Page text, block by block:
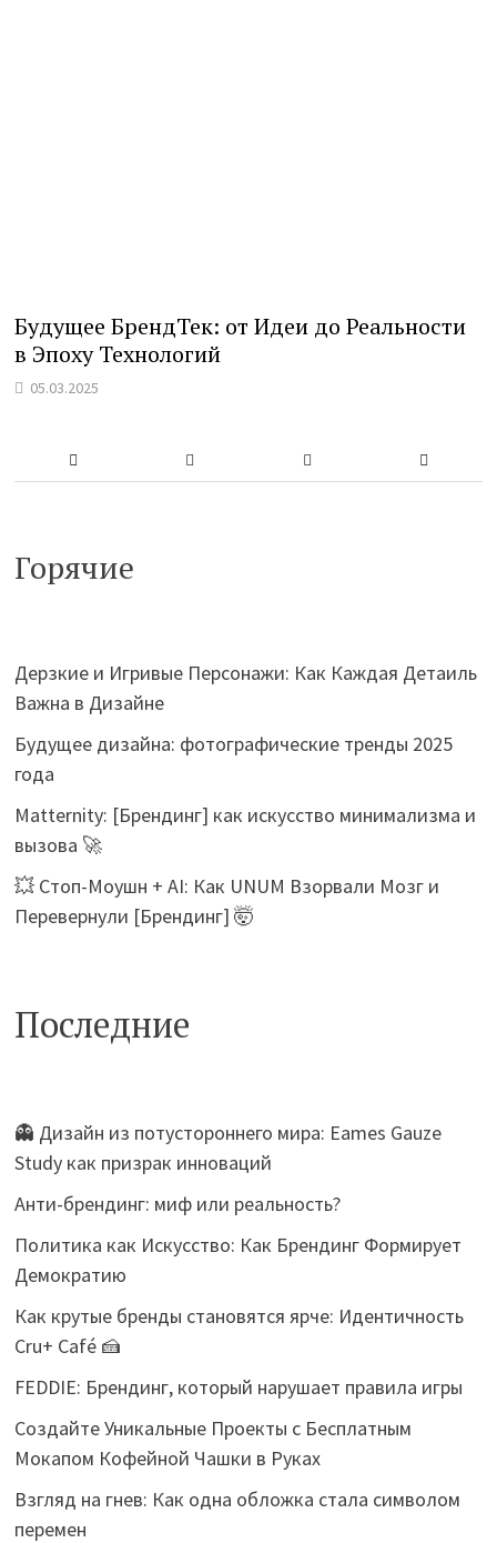
Будущее БрендТек: от Идеи до Реальности
в Эпоху Технологий
05.03.2025
Горячие
Дерзкие и Игривые Персонажи: Как Каждая Детаиль
Важна в Дизайне
Будущее дизайна: фотографические тренды 2025
года
Matternity: [Брендинг] как искусство минимализма и
вызова 🚀
💥 Стоп-Моушн + AI: Как UNUM Взорвали Мозг и
Перевернули [Брендинг] 🤯
Последние
👻 Дизайн из потустороннего мира: Eames Gauze
Study как призрак инноваций
Анти-брендинг: миф или реальность?
Политика как Искусство: Как Брендинг Формирует
Демократию
Как крутые бренды становятся ярче: Идентичность
Cru+ Café 🍰
FEDDIE: Брендинг, который нарушает правила игры
Создайте Уникальные Проекты с Бесплатным
Мокапом Кофейной Чашки в Руках
Взгляд на гнев: Как одна обложка стала символом
перемен